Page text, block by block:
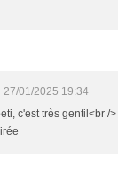
27/01/2025 19:34
c'est très gentil<br /